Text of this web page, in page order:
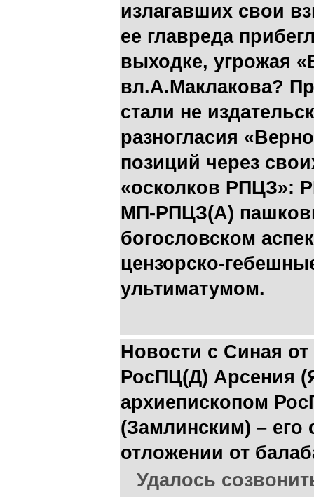
излагавших свои
ее главреда
выходке, угрожая
вл.А.Маклакова?
стали не
разногласия
позиций через
«осколков РПЦЗ»:
МП-РПЦЗ(А)
богословском
цензорско-
ультиматумом.
Новости с Синая
РосПЦ(Д) Арсения
архиепископом
(Замлинским) –
отложении от
Удалось